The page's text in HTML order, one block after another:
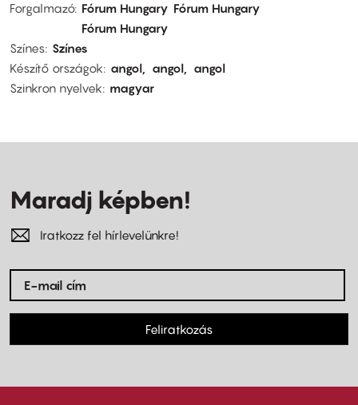
Forgalmazó Fórum Hungary Fórum Hungary
Fórum Hungary
Színes Színes
Készítő országok
angol angol
angol
Szinkron nyelvek
magyar
Maradj képben!
Iratkozz fel hírlevelünkre!
Feliratkozás